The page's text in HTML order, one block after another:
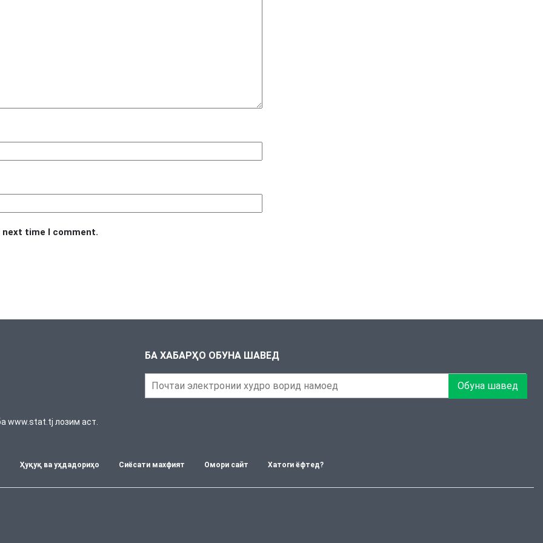
next time I comment.
www.stat.tj лозим аст.
БА ХАБАРҲО ОБУНА ШАВЕД
Обуна шавед
Ҳуқуқ ва уҳдадориҳо Сиёсати махфият Омори сайт Хатоги ёфтед?